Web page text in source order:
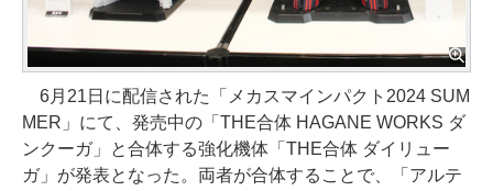
6月21日に配信された「メカスマインパクト2024 SUM
MER」にて、発売中の「THE合体 HAGANE WORKS ダ
ンクーガ」と合体する強化機体「THE合体 ダイリュー
ガ」が発表となった。両者が合体することで、「アルテ